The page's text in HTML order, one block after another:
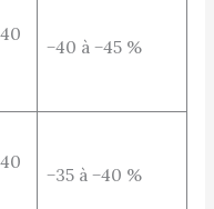
−40 à −45 %
−35 à −40 %